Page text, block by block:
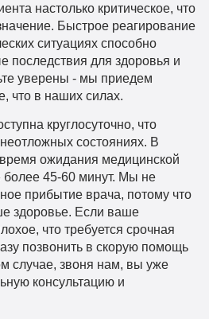
настолько критическое, что
Быстрое реагирование
ситуациях способно
последствия для здоровья и
уверены - мы приедем
что в наших силах.
круглосуточно, что
состояниях. В
ожидания медицинской
более 45-60 минут. Мы не
прибытие врача, потому что
здоровье. Если ваше
что требуется срочная
позвонить в скорую помощь
случае, звоня нам, вы уже
консультацию и